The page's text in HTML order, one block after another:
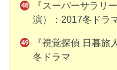
『スーパーサラリ
演）：2017冬ドラ
『視覚探偵 日暮旅
冬ドラマ